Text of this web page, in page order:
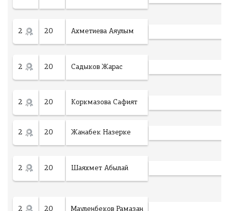
2 20 Ахметиева Аяулым
2 20 Садыков Жарас
2 20 Коркмазова Сафият
2 20 Жанабек Назерке
2 20 Шаяхмет Абылай
2 20 Мауленбеков Рамазан
файл
а